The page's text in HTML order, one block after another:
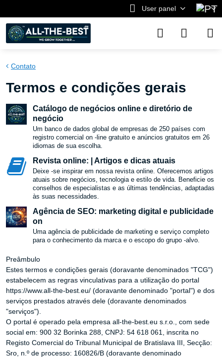
User panel
Contato
Termos e condições gerais
Catálogo de negócios online e diretório de
negócio
Um banco de dados global de empresas de 250 países com
registro comercial on -line gratuito e anúncios gratuitos em 26
idiomas de sua escolha.
Revista online: | Artigos e dicas atuais
Deixe -se inspirar em nossa revista online. Oferecemos artigos
atuais sobre negócios, tecnologia e estilo de vida. Beneficie os
conselhos de especialistas e as últimas tendências, adaptadas
às suas necessidades.
Agência de SEO: marketing digital e publicidade
on
Uma agência de publicidade de marketing e serviço completo
para o conhecimento da marca e o escopo do grupo -alvo.
Preâmbulo
Estes termos e condições gerais (doravante denominados "TCG")
estabelecem as regras vinculativas para a utilização do portal
https://www.all-the-best.eu/ (doravante denominado "portal") e dos
serviços prestados através dele (doravante denominados
"serviços").
O portal é operado pela empresa all-the-best.eu s.r.o., com sede
social em: 900 32 Borinka 288, CNPJ: 54 618 061, inscrita no
Registo Comercial do Tribunal Municipal de Bratislava III, Secção:
Sro, n.º de processo: 160826/B (doravante denominado